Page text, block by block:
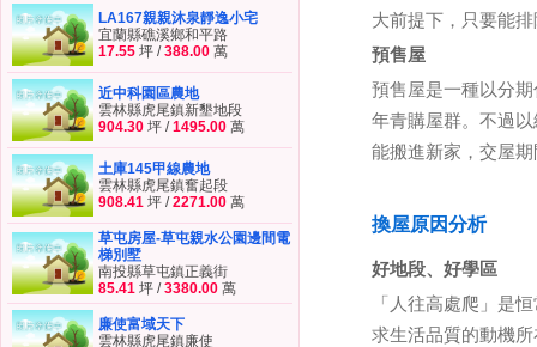
LA167親親沐泉靜逸小宅
宜蘭縣礁溪鄉和平路
17.55 坪 /388.00 萬
近中科園區農地
雲林縣虎尾鎮新墾地段
904.30 坪 /1495.00 萬
土庫145甲線農地
雲林縣虎尾鎮奮起段
908.41 坪 /2271.00 萬
草屯房屋-草屯親水公園邊間電
梯別墅
南投縣草屯鎮正義街
85.41 坪 /3380.00 萬
廉使富域天下
雲林縣虎尾鎮廉使
大前提下，只要能
預售屋
預售屋是一種以分
年青購屋群。不過
能搬進新家，交屋
換屋原因分析
好地段、好學區
「人往高處爬」是
求生活品質的動機